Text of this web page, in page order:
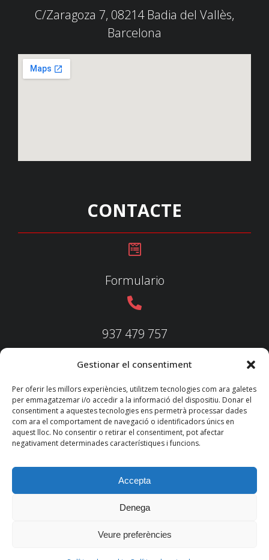
Gestionar el consentiment
Per oferir les millors experiències, utilitzem tecnologies com ara galetes
per emmagatzemar i/o accedir a la informació del dispositiu. Donar el
consentiment a aquestes tecnologies ens permetrà processar dades
com ara el comportament de navegació o identificadors únics en
aquest lloc. No consentir o retirar el consentiment, pot afectar
negativament determinades característiques i funcions.
Accepta
Denega
Veure preferències
C/Zaragoza 7, 08214 Badia del Vallès,
Barcelona
CONTACTE
Formulario
937 479 757
937 479 758
federacio@fedecatjudo.cat
Consultores S.L.